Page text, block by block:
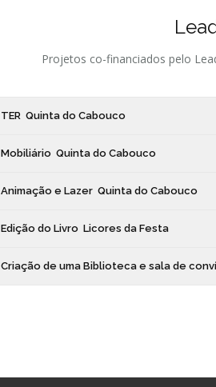
Projetos co-financiados pelo
TER  Quinta do Cabouco
Mobiliário  Quinta do Cabouco
Animação e Lazer  Quinta do Cabouco
Edição do Livro  Licores da Festa
Criação de uma Biblioteca e sala de